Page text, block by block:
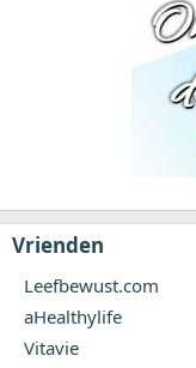
Vrienden
Leefbewust.com
aHealthylife
Vitavie